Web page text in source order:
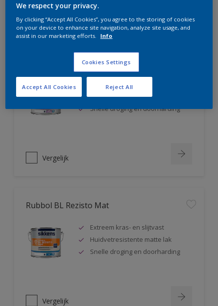
Rubbol BL Rezisto Satin
Extreem kras- en slijtvast
Huidvetresistente zijdeglanslak
Snelle droging en doorharding
Vergelijk
Rubbol BL Rezisto Mat
Extreem kras- en slijtvast
Huidvetresistente matte lak
Snelle droging en doorharding
Vergelijk
We respect your privacy.
By clicking “Accept All Cookies”, you agree to the storing of cookies
on your device to enhance site navigation, analyze site usage, and
assist in our marketing efforts.
Info
Cookies Settings
Reject All
Accept All Cookies